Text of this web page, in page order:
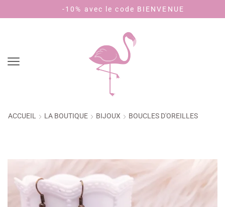
-10% avec le code BIENVENUE
ACCUEIL LA BOUTIQUE BIJOUX BOUCLES D'OREILLES